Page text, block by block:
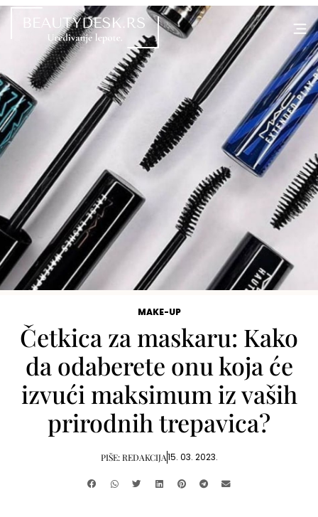
MAKE-UP
Četkica za maskaru: Kako
da odaberete onu koja će
izvući maksimum iz vaših
prirodnih trepavica?
PIŠE:REDAKCIJA15. 03. 2023.